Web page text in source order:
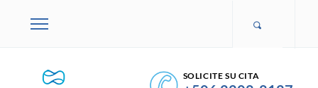
SOLICITE SU CITA